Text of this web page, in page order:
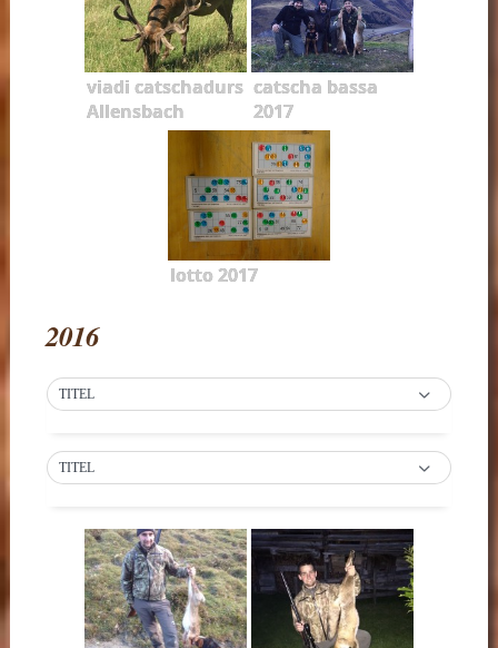
viadi catschadurs
Allensbach
catscha bassa
2017
lotto 2017
2016
TITEL
TITEL